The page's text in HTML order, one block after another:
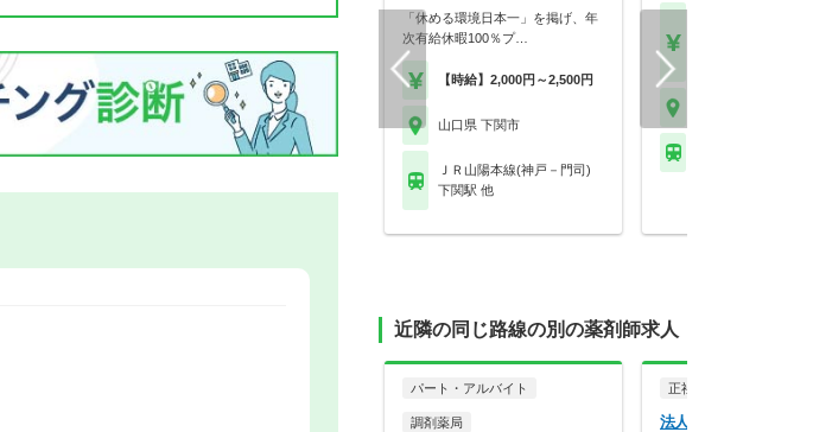
「休める環境日本一」を掲げ、年
次有給休暇100％プ…
【時給】2,000円～2,500円
山口県 下関市
ＪＲ山陽本線(神戸－門司)
下関駅 他
近隣の同じ路線の別の薬剤師求人
パート・アルバイト
調剤薬局
正社員
法人名非公開